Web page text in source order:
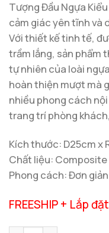
Tượng Đầu Ngựa
cảm giác yên tĩnh và
Với thiết kế tinh tế,
trầm lắng, sản phẩm
tự nhiên của loài
hoàn thiện mượt mà
nhiều phong cách
trang trí phòng
Kích thước: D25cm x
Chất liệu: Composite
Phong cách: Đơn
FREESHIP + Lắp